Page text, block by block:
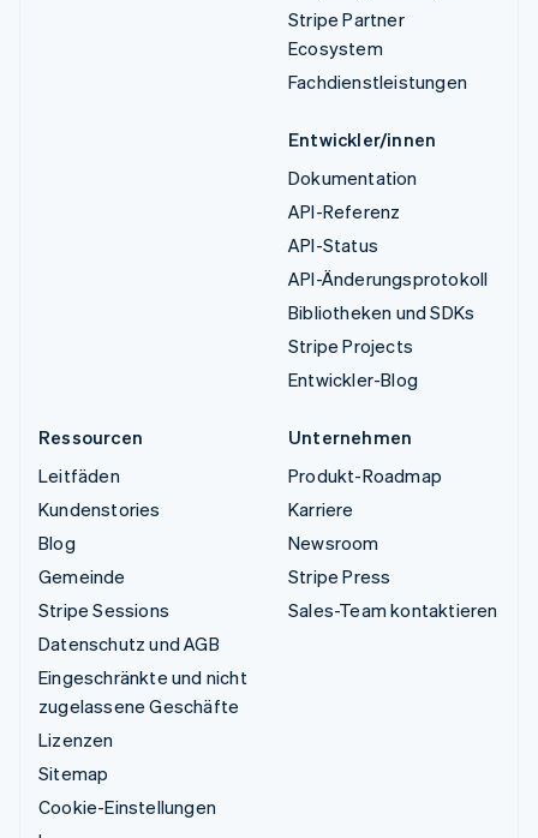
Stripe Partner
Ecosystem
Fachdienstleistungen
Entwickler/innen
Dokumentation
API-Referenz
API-Status
API-Änderungsprotokoll
Bibliotheken und SDKs
Stripe Projects
Entwickler-Blog
Ressourcen
Leitfäden
Kundenstories
Blog
Gemeinde
Stripe Sessions
Datenschutz und AGB
Eingeschränkte und nicht
zugelassene Geschäfte
Lizenzen
Sitemap
Cookie-Einstellungen
Unternehmen
Produkt-Roadmap
Karriere
Newsroom
Stripe Press
Sales-Team kontaktieren